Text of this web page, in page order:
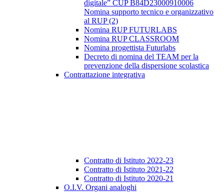
digitale” CUP B84D23000910006
Nomina supporto tecnico e organizzativo
al RUP (2)
Nomina RUP FUTURLABS
Nomina RUP CLASSROOM
Nomina progettista Futurlabs
Decreto di nomina del TEAM per la
prevenzione della dispersione scolastica
Contrattazione integrativa
Contratto di Istituto 2022-23
Contratto di Istituto 2021-22
Contratto di Istituto 2020-21
O.I.V. Organi analoghi